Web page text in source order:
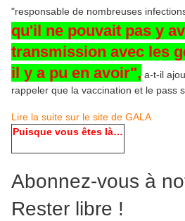
"responsable de nombreuses
qu'il ne pouvait pas y
transmission avec les
il y a pu en avoir", a-t-il
rappeler que la vaccination et le pass
Lire la suite sur le site de GALA
Puisque vous êtes là…
Abonnez-vous à
Rester libre !